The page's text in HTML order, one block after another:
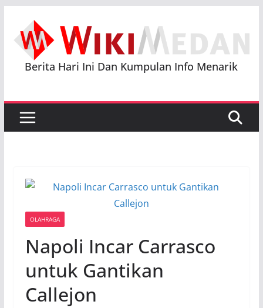
content
Berita Hari Ini Dan Kumpulan Info Menarik
OLAHRAGA
Napoli Incar Carrasco
untuk Gantikan
Callejon